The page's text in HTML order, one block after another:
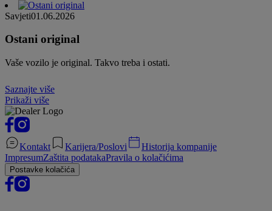
Savjeti01.06.2026
Ostani original
Vaše vozilo je original. Takvo treba i ostati.
Saznajte više
Prikaži više
Kontakt Karijera/Poslovi
Historija kompanije
ImpresumZaštita podatakaPravila o kolačićima
Postavke kolačića